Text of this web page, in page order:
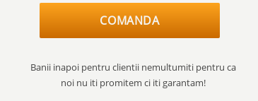
COMANDA
Banii inapoi pentru clientii nemultumiti pentru ca
noi nu iti promitem ci iti garantam!